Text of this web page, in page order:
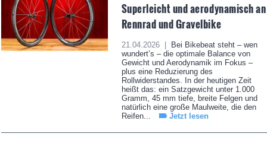
Superleicht und aerodynamisch an
Rennrad und Gravelbike
21.04.2026 |
Bei Bikebeat steht – wen
wundert’s – die optimale Balance von
Gewicht und Aerodynamik im Fokus –
plus eine Reduzierung des
Rollwiderstandes. In der heutigen Zeit
heißt das: ein Satzgewicht unter 1.000
Gramm, 45 mm tiefe, breite Felgen und
natürlich eine große Maulweite, die den
Reifen...
Jetzt lesen